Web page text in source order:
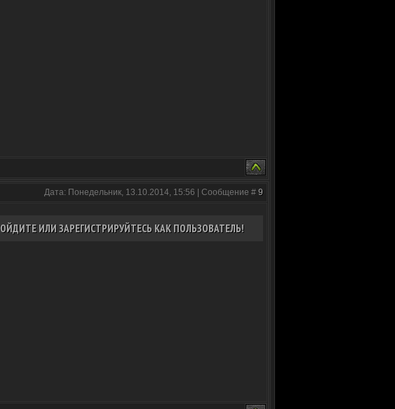
Дата: Понедельник, 13.10.2014, 15:56 | Сообщение # 9
ИЛИ ЗАРЕГИСТРИРУЙТЕСЬ КАК ПОЛЬЗОВАТЕЛЬ!